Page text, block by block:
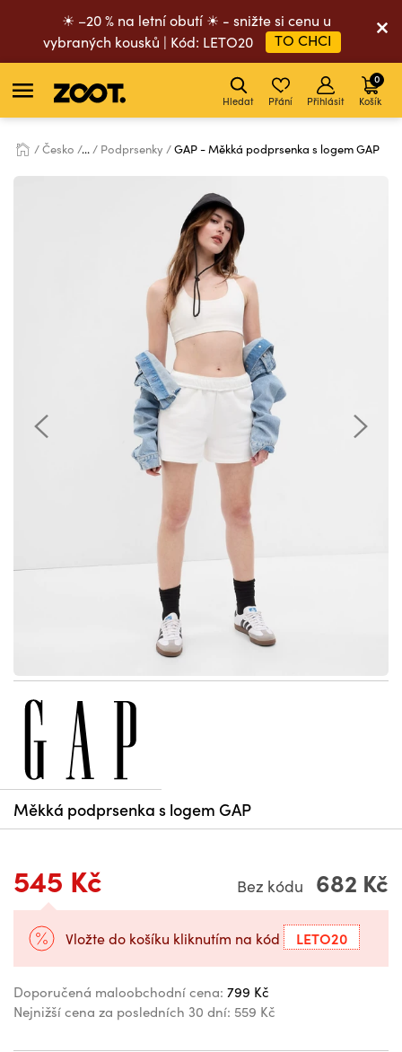
☀ –20 % na letní obutí ☀ - snižte si cenu u
vybraných kousků | Kód: LETO20
TO CHCI
Hledat Přání Přihlásit Košík
0
Česko ... Podprsenky GAP - Měkká podprsenka s logem GAP
Měkká podprsenka s logem GAP
545 Kč Bez kódu 682 Kč
Vložte do košíku kliknutím na kód LETO20
Doporučená maloobchodní cena: 799 Kč
Nejnižší cena za posledních 30 dní: 559 Kč